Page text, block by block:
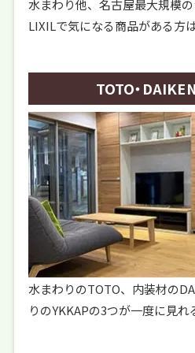
水まわり他、名古屋最大規模
LIXILで気になる商品がある方
TOTO・
水まわりのTOTO、内装材の
りのYKKAPの3つが一度に見れ